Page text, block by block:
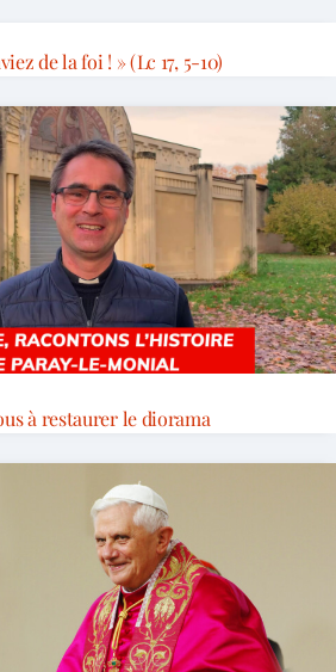
de la foi ! » (Lc 17, 5-10)
à restaurer le diorama